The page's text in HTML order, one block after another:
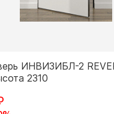
ИНВИЗИБЛ-2
2310